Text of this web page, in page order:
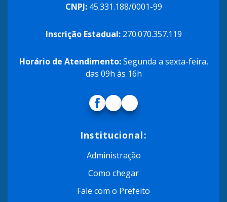
CNPJ:45.331.188/0001-99
Inscrição Estadual:270.070.357.119
Horário de Atendimento:Segunda a sexta-feira,
das 09h às 16h
Institucional:
Administração
Como chegar
Fale com o Prefeito